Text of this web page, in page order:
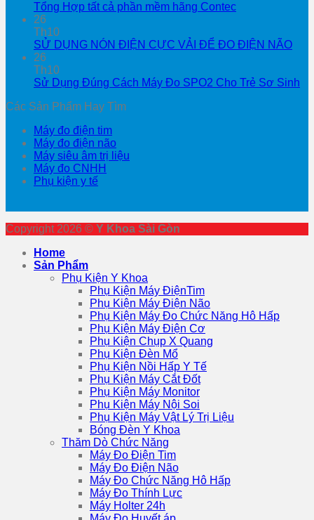
Tổng Hợp tất cả phần mềm hãng Contec
26
Th10
SỬ DỤNG NÓN ĐIỆN CỰC VẢI ĐỂ ĐO ĐIỆN NÃO
26
Th10
Sử Dụng Đúng Cách Máy Đo SPO2 Cho Trẻ Sơ Sinh
Các Sản Phẩm Hay Tìm
Máy đo điện tim
Máy đo điện não
Máy siêu âm trị liệu
Máy đo CNHH
Phụ kiện y tế
Copyright 2026 © Y Khoa Sài Gòn
Home
Sản Phẩm
Phụ Kiện Y Khoa
Phụ Kiện Máy ĐiệnTim
Phụ Kiện Máy Điện Não
Phụ Kiện Máy Đo Chức Năng Hô Hấp
Phụ Kiện Máy Điện Cơ
Phụ Kiện Chụp X Quang
Phụ Kiện Đèn Mổ
Phụ Kiện Nồi Hấp Y Tế
Phụ Kiện Máy Cắt Đốt
Phụ Kiện Máy Monitor
Phụ Kiện Máy Nội Soi
Phụ Kiện Máy Vật Lý Trị Liệu
Bóng Đèn Y Khoa
Thăm Dò Chức Năng
Máy Đo Điện Tim
Máy Đo Điện Não
Máy Đo Chức Năng Hô Hấp
Máy Đo Thính Lực
Máy Holter 24h